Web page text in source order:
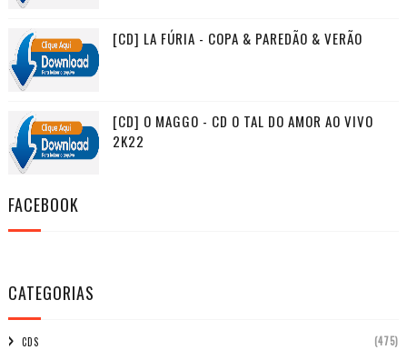
[CD] LA FÚRIA - COPA & PAREDÃO & VERÃO
[CD] O MAGGO - CD O TAL DO AMOR AO VIVO
2K22
FACEBOOK
CATEGORIAS
CDS (475)